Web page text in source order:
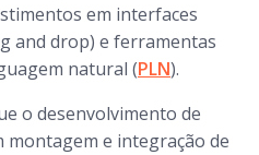
em interfaces
and drop) e ferramentas
natural (PLN).
o desenvolvimento de
e integração de